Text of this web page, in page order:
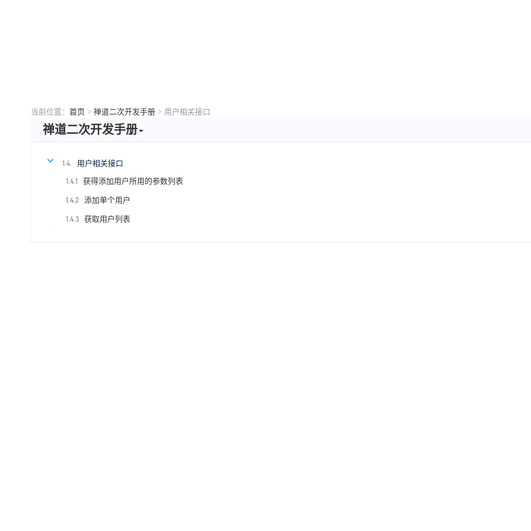
当前位置： 首页 > 禅道二次开发手册 > 用户相关接口
禅道二次开发手册
1.4. 用户相关接口
1.4.1 获得添加用户所用的参数列表
1.4.2 添加单个用户
1.4.3 获取用户列表